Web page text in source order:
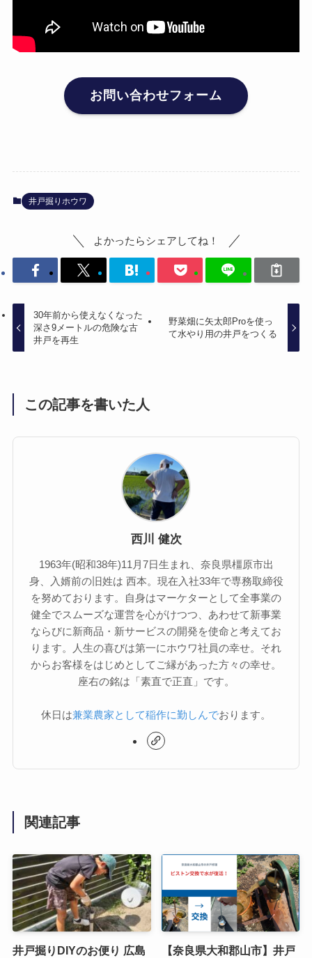
お問い合わせフォーム
井戸掘りホウワ
よかったらシェアしてね！
30年前から使えなくなった
深さ9メートルの危険な古
井戸を再生
野菜畑に矢太郎Proを使っ
て水やり用の井戸をつくる
この記事を書いた人
西川 健次
1963年(昭和38年)11月7日生まれ、奈良県橿原市出
身、入婿前の旧姓は 西本。現在入社33年で専務取締役
を努めております。自身はマーケターとして全事業の
健全でスムーズな運営を心がけつつ、あわせて新事業
ならびに新商品・新サービスの開発を使命と考えてお
ります。人生の喜びは第一にホウワ社員の幸せ。それ
からお客様をはじめとしてご縁があった方々の幸せ。
座右の銘は「素直で正直」です。
休日は兼業農家として稲作に勤しんでおります。
関連記事
井戸掘りDIYのお便り 広島
【奈良県大和郡山市】井戸